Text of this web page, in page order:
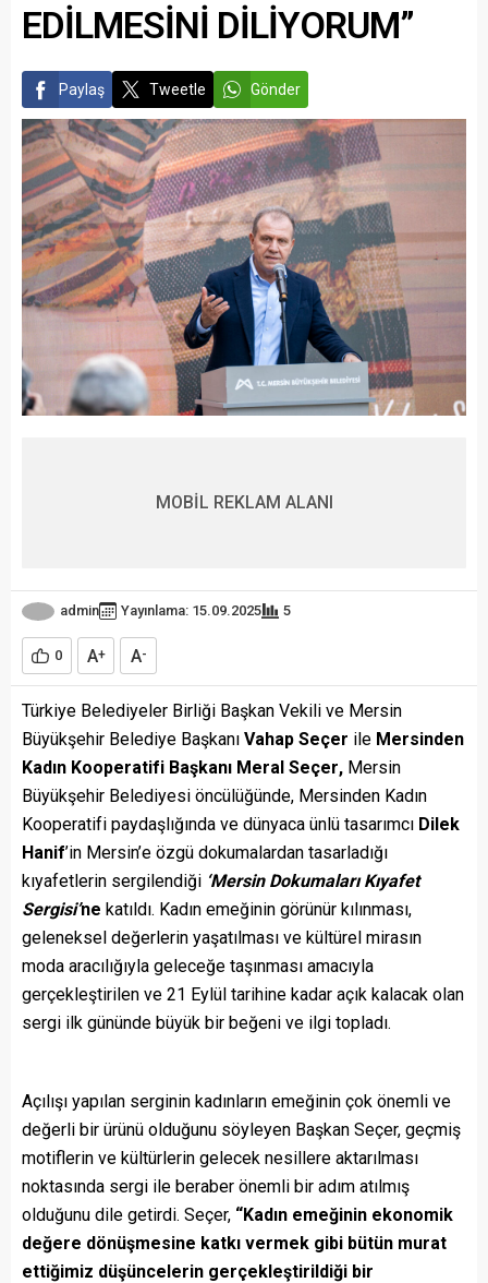
EDİLMESİNİ DİLİYORUM”
Paylaş Tweetle Gönder
MOBİL REKLAM ALANI
admin Yayınlama: 15.09.2025 5
0 A+ A-
Türkiye Belediyeler Birliği Başkan Vekili ve Mersin
Büyükşehir Belediye Başkanı Vahap Seçer ile Mersinden
Kadın Kooperatifi Başkanı Meral Seçer, Mersin
Büyükşehir Belediyesi öncülüğünde, Mersinden Kadın
Kooperatifi paydaşlığında ve dünyaca ünlü tasarımcı Dilek
Hanif’in Mersin’e özgü dokumalardan tasarladığı
kıyafetlerin sergilendiği ‘Mersin Dokumaları Kıyafet
Sergisi’ne katıldı. Kadın emeğinin görünür kılınması,
geleneksel değerlerin yaşatılması ve kültürel mirasın
moda aracılığıyla geleceğe taşınması amacıyla
gerçekleştirilen ve 21 Eylül tarihine kadar açık kalacak olan
sergi ilk gününde büyük bir beğeni ve ilgi topladı.
Açılışı yapılan serginin kadınların emeğinin çok önemli ve
değerli bir ürünü olduğunu söyleyen Başkan Seçer, geçmiş
motiflerin ve kültürlerin gelecek nesillere aktarılması
noktasında sergi ile beraber önemli bir adım atılmış
olduğunu dile getirdi. Seçer, “Kadın emeğinin ekonomik
değere dönüşmesine katkı vermek gibi bütün murat
ettiğimiz düşüncelerin gerçekleştirildiği bir